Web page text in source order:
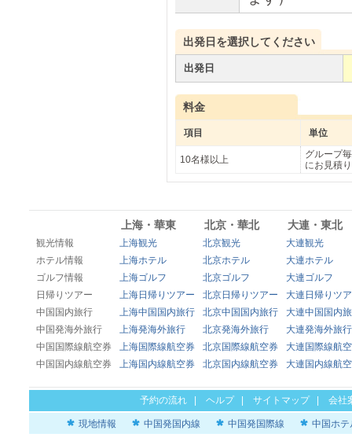
出発日を選択してください
出発日
料金
項目 単位
10名様以上
グループ毎
にお見積り
上海・華東 北京・華北 大連・東北
観光情報 上海観光 北京観光
大連観光
ホテル情報
上海ホテル 北京ホテル
大連ホテル
ゴルフ情報
上海ゴルフ 北京ゴルフ
大連ゴルフ
日帰りツアー
上海日帰りツアー 北京日帰りツアー
大連日帰りツ
中国国内旅行
上海中国国内旅行 北京中国国内旅行
大連中国国内
中国発海外旅行
上海発海外旅行 北京発海外旅行
大連発海外旅行
中国国際線航空券
上海国際線航空券 北京国際線航空券
大連国際線航
中国国内線航空券
上海国内線航空券 北京国内線航空券 大連国内線航
予約の流れ ヘルプ| サイトマップ| 会社
現地情報 中国発国内線 中国発国際線 中国ホテ